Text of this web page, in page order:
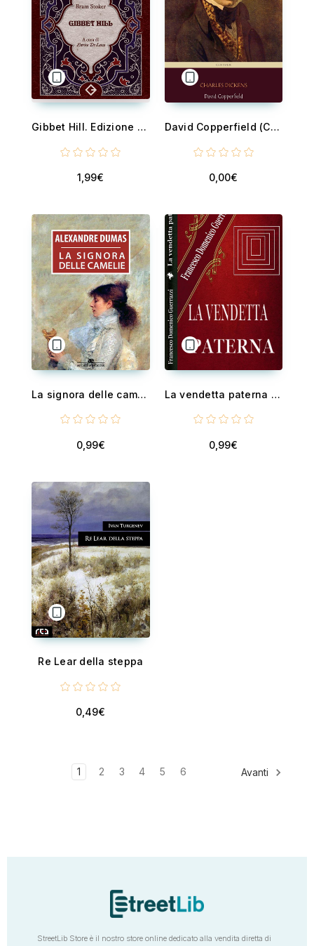
Gibbet Hill. Edizione annotata e illustrata
1,99€
David Copperfield (Centaur Classics) [The 100 greatest novels of all time - ]
0,00€
La signora delle camelie
0,99€
La vendetta paterna (Romanzo)
0,99€
Re Lear della steppa
0,49€
1 2 3 4 5 6 Avanti
StreetLib Store è il nostro store online dedicato alla vendita diretta di